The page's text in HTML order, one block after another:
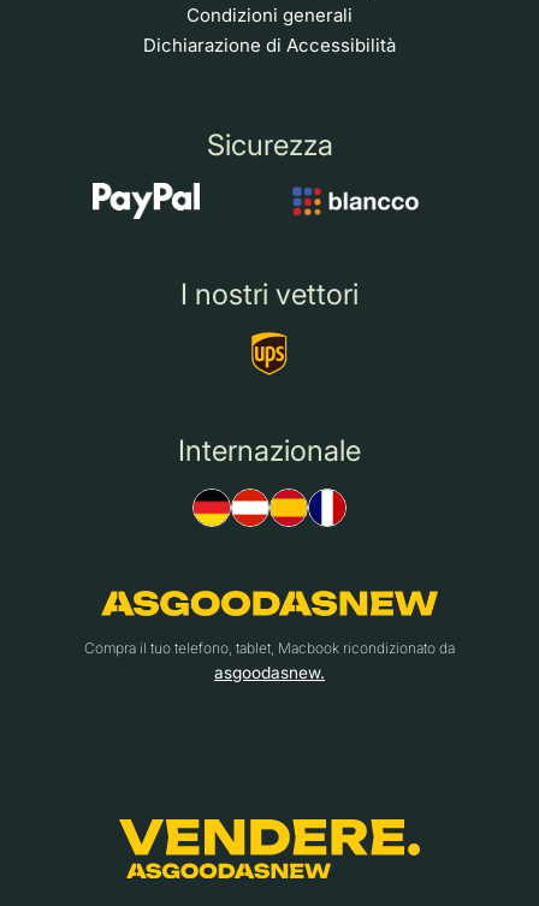
Condizioni generali
Dichiarazione di Accessibilità
Sicurezza
I nostri vettori
Internazionale
Compra il tuo telefono, tablet, Macbook ricondizionato da
asgoodasnew.